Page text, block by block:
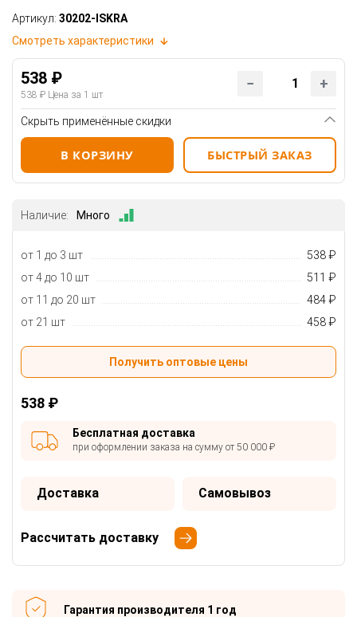
Артикул: 30202-ISKRA
Смотреть характеристики
538 ₽
538 ₽ Цена за 1 шт
Скрыть применённые скидки
В КОРЗИНУ БЫСТРЫЙ ЗАКАЗ
Наличие: Много
от 1 до 3 шт
538 ₽
от 4 до 10 шт
511 ₽
от 11 до 20 шт
484 ₽
от 21 шт
458 ₽
Получить оптовые цены
538 ₽
Бесплатная доставка
при оформлении заказа на сумму от 50 000 ₽
Доставка Самовывоз
Рассчитать доставку
Гарантия производителя 1 год